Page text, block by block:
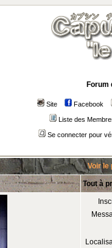
Forum
Site Facebook
Liste des
Se connecter pour
Voir le
Tout à